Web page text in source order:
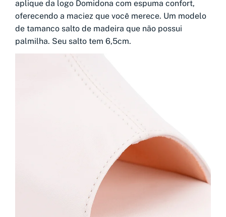
aplique da logo Domidona com espuma confort,
oferecendo a maciez que você merece. Um modelo
de tamanco salto de madeira que não possui
palmilha. Seu salto tem 6,5cm.